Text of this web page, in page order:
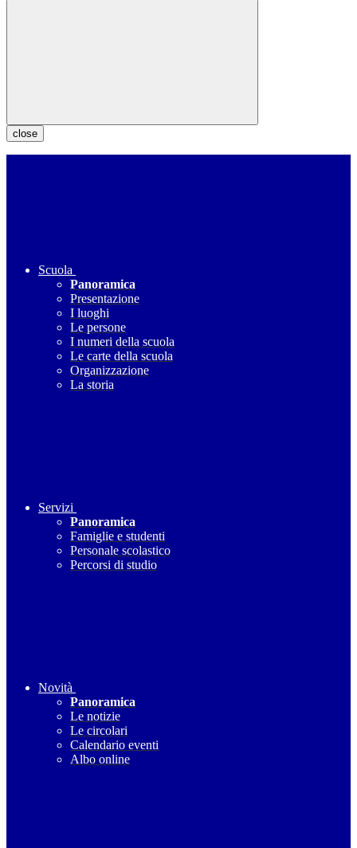
close
Scuola
Panoramica
Presentazione
I luoghi
Le persone
I numeri della scuola
Le carte della scuola
Organizzazione
La storia
Servizi
Panoramica
Famiglie e studenti
Personale scolastico
Percorsi di studio
Novità
Panoramica
Le notizie
Le circolari
Calendario eventi
Albo online